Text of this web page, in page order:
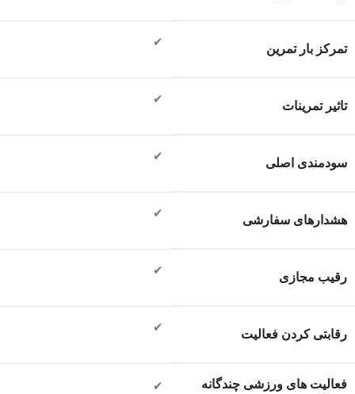
تمرکز بار تمرین
✔
تاثیر تمرینات
✔
سودمندی اصلی
✔
هشدارهای سفارشی
✔
رقیب مجازی
✔
رقابتی کردن فعالیت
✔
فعالیت های ورزشی چندگانه
✔